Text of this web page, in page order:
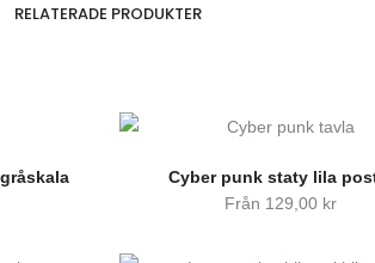
RELATERADE PRODUKTER
Cyber punk staty lila
Från 129,00 kr